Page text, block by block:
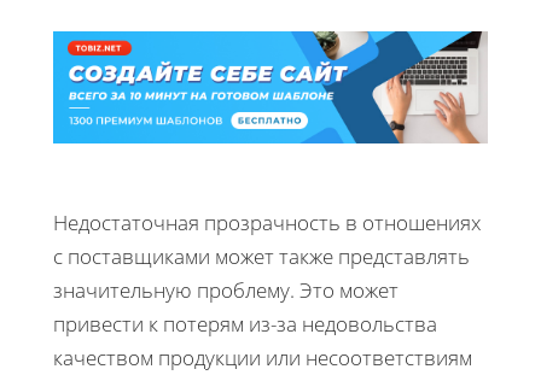
Недостаточная прозрачность в отношениях
с поставщиками может также представлять
значительную проблему. Это может
привести к потерям из-за недовольства
качеством продукции или несоответствиям